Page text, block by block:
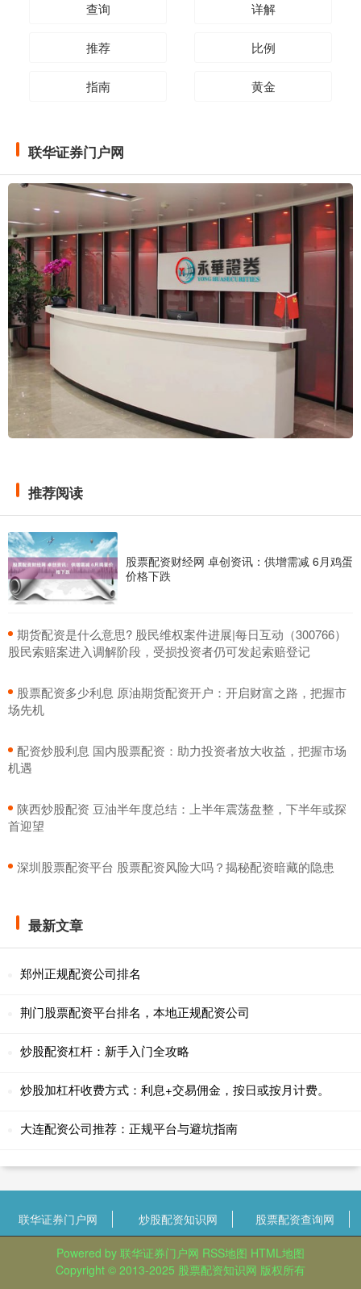
查询 详解
推荐 比例
指南 黄金
联华证券门户网
推荐阅读
股票配资财经网 卓创资讯：供增需减 6月鸡蛋
价格下跌
​期货配资是什么意思? 股民维权案件进展|每日互动（300766）
股民索赔案进入调解阶段，受损投资者仍可发起索赔登记
​股票配资多少利息 原油期货配资开户：开启财富之路，把握市
场先机
​配资炒股利息 国内股票配资：助力投资者放大收益，把握市场
机遇
​陕西炒股配资 豆油半年度总结：上半年震荡盘整，下半年或探
首迎望
​深圳股票配资平台 股票配资风险大吗？揭秘配资暗藏的隐患
最新文章
郑州正规配资公司排名
荆门股票配资平台排名，本地正规配资公司
炒股配资杠杆：新手入门全攻略
炒股加杠杆收费方式：利息+交易佣金，按日或按月计费。
大连配资公司推荐：正规平台与避坑指南
联华证券门户网 炒股配资知识网 股票配资查询网
Powered by 联华证券门户网 RSS地图 HTML地图
Copyright © 2013-2025 股票配资知识网 版权所有